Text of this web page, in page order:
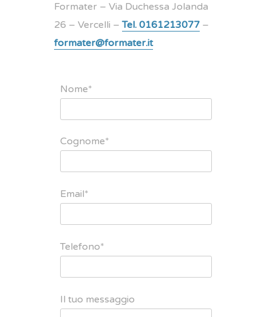
Formater – Via Duchessa Jolanda
26 – Vercelli –Tel. 0161213077 –
formater@formater.it
Nome*
Cognome*
Email*
Telefono*
Il tuo messaggio